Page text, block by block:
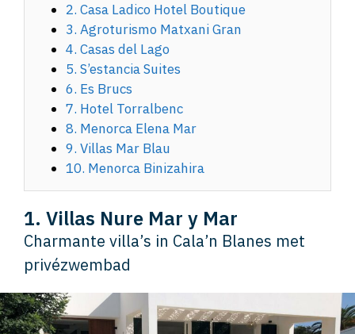
2. Casa Ladico Hotel Boutique
3. Agroturismo Matxani Gran
4. Casas del Lago
5. S’estancia Suites
6. Es Brucs
7. Hotel Torralbenc
8. Menorca Elena Mar
9. Villas Mar Blau
10. Menorca Binizahira
1. Villas Nure Mar y Mar
Charmante villa’s in Cala’n Blanes met
privézwembad